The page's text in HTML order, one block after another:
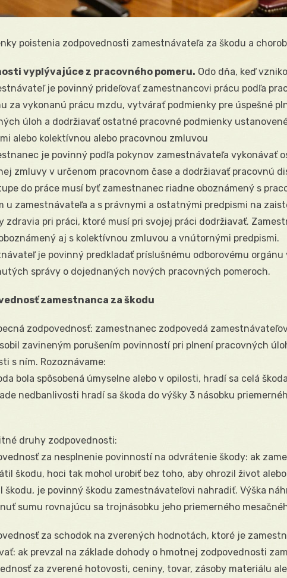
poistenia zodpovednosti zamestnávateľa za škodu a
vyplývajúce z pracovného pomeru. Odo dňa, keď
je povinný prideľovať zamestnancovi prácu podľa
za vykonanú prácu mzdu, vytvárať podmienky pre úspešné
úloh a dodržiavať ostatné pracovné podmienky
alebo kolektívnou alebo pracovnou zmluvou
je povinný podľa pokynov zamestnávateľa vykonávať
zmluvy v určenom pracovnom čase a dodržiavať pracovnú
do práce musí byť zamestnanec riadne oboznámený s
u zamestnávateľa a s právnymi a ostatnými predpismi na
zdravia pri práci, ktoré musí pri svojej práci dodržiavať.
aj s kolektívnou zmluvou a vnútornými predpismi.
je povinný predkladať príslušnému odborovému orgánu
správy o dojednaných nových pracovných pomeroch.
zamestnanca za škodu
zodpovednosť: zamestnanec zodpovedá
zavineným porušením povinností pri plnení pracovných
s ním. Rozoznávame:
bola spôsobená úmyselne alebo v opilosti, hradí sa celá škoda
nedbanlivosti hradí sa škoda do výšky 3 násobku
druhy zodpovednosti:
za nesplnenie povinností na odvrátenie škody: ak
škodu, hoci tak mohol urobiť bez toho, aby ohrozil život
škodu, je povinný škodu zamestnávateľovi nahradiť. Výška
sumu rovnajúcu sa trojnásobku jeho priemerného
za schodok na zverených hodnotách, ktoré je
ak prevzal na základe dohody o hmotnej zodpovednosti
za zverené hotovosti, ceniny, tovar, zásoby materiálu